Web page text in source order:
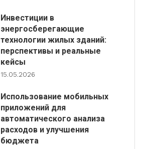
Инвестиции в
энергосберегающие
технологии жилых зданий:
перспективы и реальные
кейсы
15.05.2026
Использование мобильных
приложений для
автоматического анализа
расходов и улучшения
бюджета